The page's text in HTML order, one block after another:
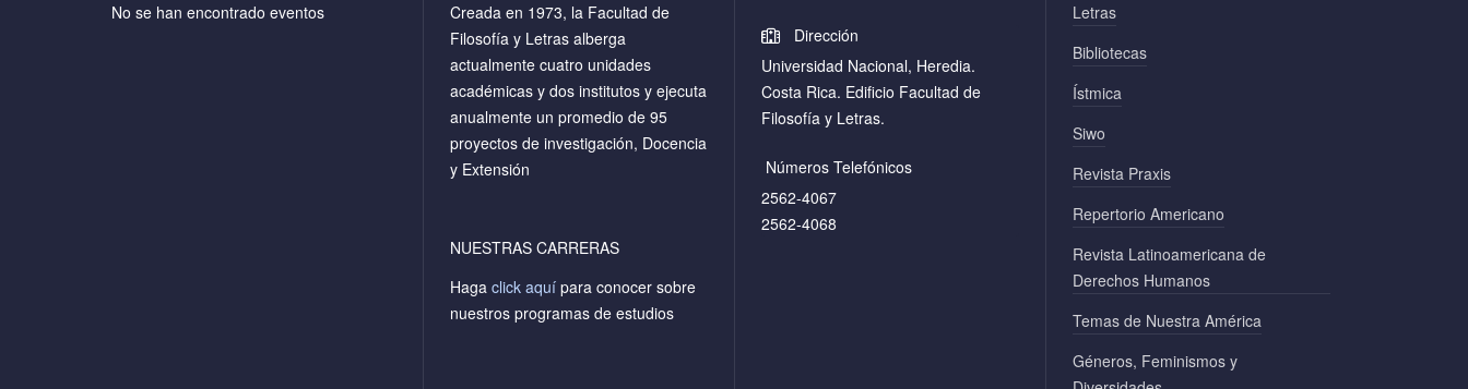
No se han encontrado eventos
Creada en 1973, la Facultad de
Filosofía y Letras alberga
actualmente cuatro unidades
académicas y dos institutos y ejecuta
anualmente un promedio de 95
proyectos de investigación, Docencia
y Extensión
NUESTRAS CARRERAS
Haga click aquí para conocer sobre
nuestros programas de estudios
Dirección
Universidad Nacional, Heredia.
Costa Rica. Edificio Facultad de
Filosofía y Letras.
Números Telefónicos
2562-4067
2562-4068
Letras
Bibliotecas
Ístmica
Siwo
Revista Praxis
Repertorio Americano
Revista Latinoamericana de
Derechos Humanos
Temas de Nuestra América
Géneros, Feminismos y